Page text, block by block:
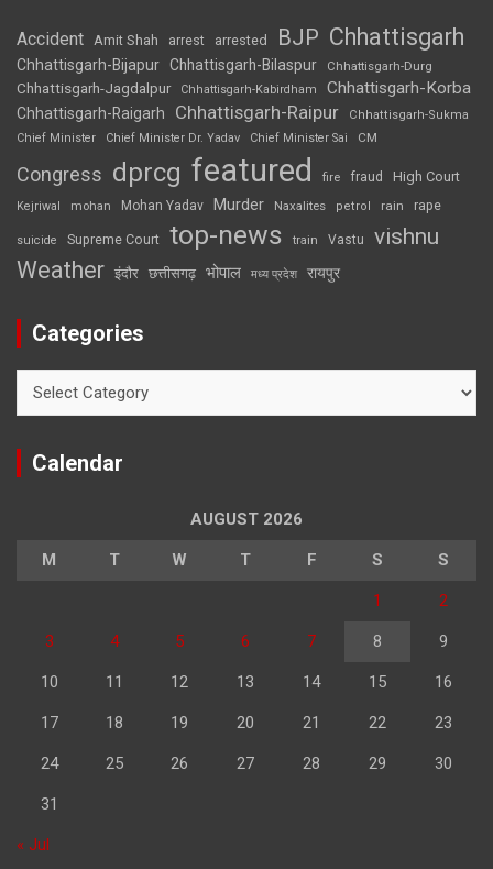
Accident Amit Shah arrest arrested BJP Chhattisgarh
Chhattisgarh-Bijapur Chhattisgarh-Bilaspur Chhattisgarh-Durg
Chhattisgarh-Jagdalpur Chhattisgarh-Kabirdham Chhattisgarh-Korba
Chhattisgarh-Raigarh Chhattisgarh-Raipur
Chhattisgarh-Sukma
Chief Minister
Chief Minister Dr. Yadav Chief Minister Sai CM
Congress dprcg featured fire fraud High Court
Kejriwal mohan Mohan Yadav Murder Naxalites petrol rain rape
suicide Supreme Court top-news train Vastu vishnu
Weather इंदौर छत्तीसगढ़ भोपाल मध्य प्रदेश रायपुर
Categories
Calendar
AUGUST 2026
M T W T F S S
1 2
3 4 5 6 7 8 9
10 11 12 13 14 15 16
17 18 19 20 21 22 23
24 25 26 27 28 29 30
31
« Jul